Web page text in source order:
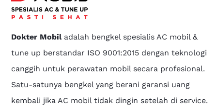
Dokter Mobiladalah bengkel spesialis AC mobil &
tune up berstandar ISO 9001:2015 dengan teknologi
canggih untuk perawatan mobil secara profesional.
Satu-satunya bengkel yang berani garansi uang
kembali jika AC mobil tidak dingin setelah di service.